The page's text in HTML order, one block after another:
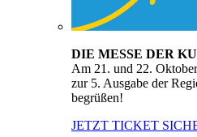
DIE MESSE DER
Am 21. und 22.
zur 5. Ausgabe der
begrüßen!
JETZT TICKET